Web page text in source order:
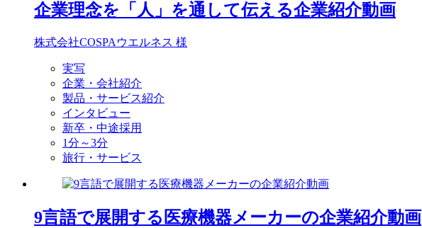
企業理念を「人」を通して伝える企業紹介動画
株式会社COSPAウエルネス 様
実写
企業・会社紹介
製品・サービス紹介
インタビュー
新卒・中途採用
1分～3分
旅行・サービス
9言語で展開する医療機器メーカーの企業紹介動画